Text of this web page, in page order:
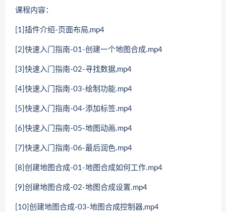
课程内容：
[1]插件介绍-页面布局,mp4
[2]快速入门指南-01-创建一个地图合成.mp4
[3]快速入门指南-02-寻找数据,mp4
[4]快速入门指南-03-绘制功能.mp4
[5]快速入门指南-04-添加标签.mp4
[6]快速入门指南-05-地图动画.mp4
[7]快速入门指南-06-最后润色.mp4
[8]创建地图合成-01-地图合成如何工作.mp4
[9]创建地图合成-02-地图合成设置.mp4
[10]创建地图合成-03-地图合成控制器,mp4